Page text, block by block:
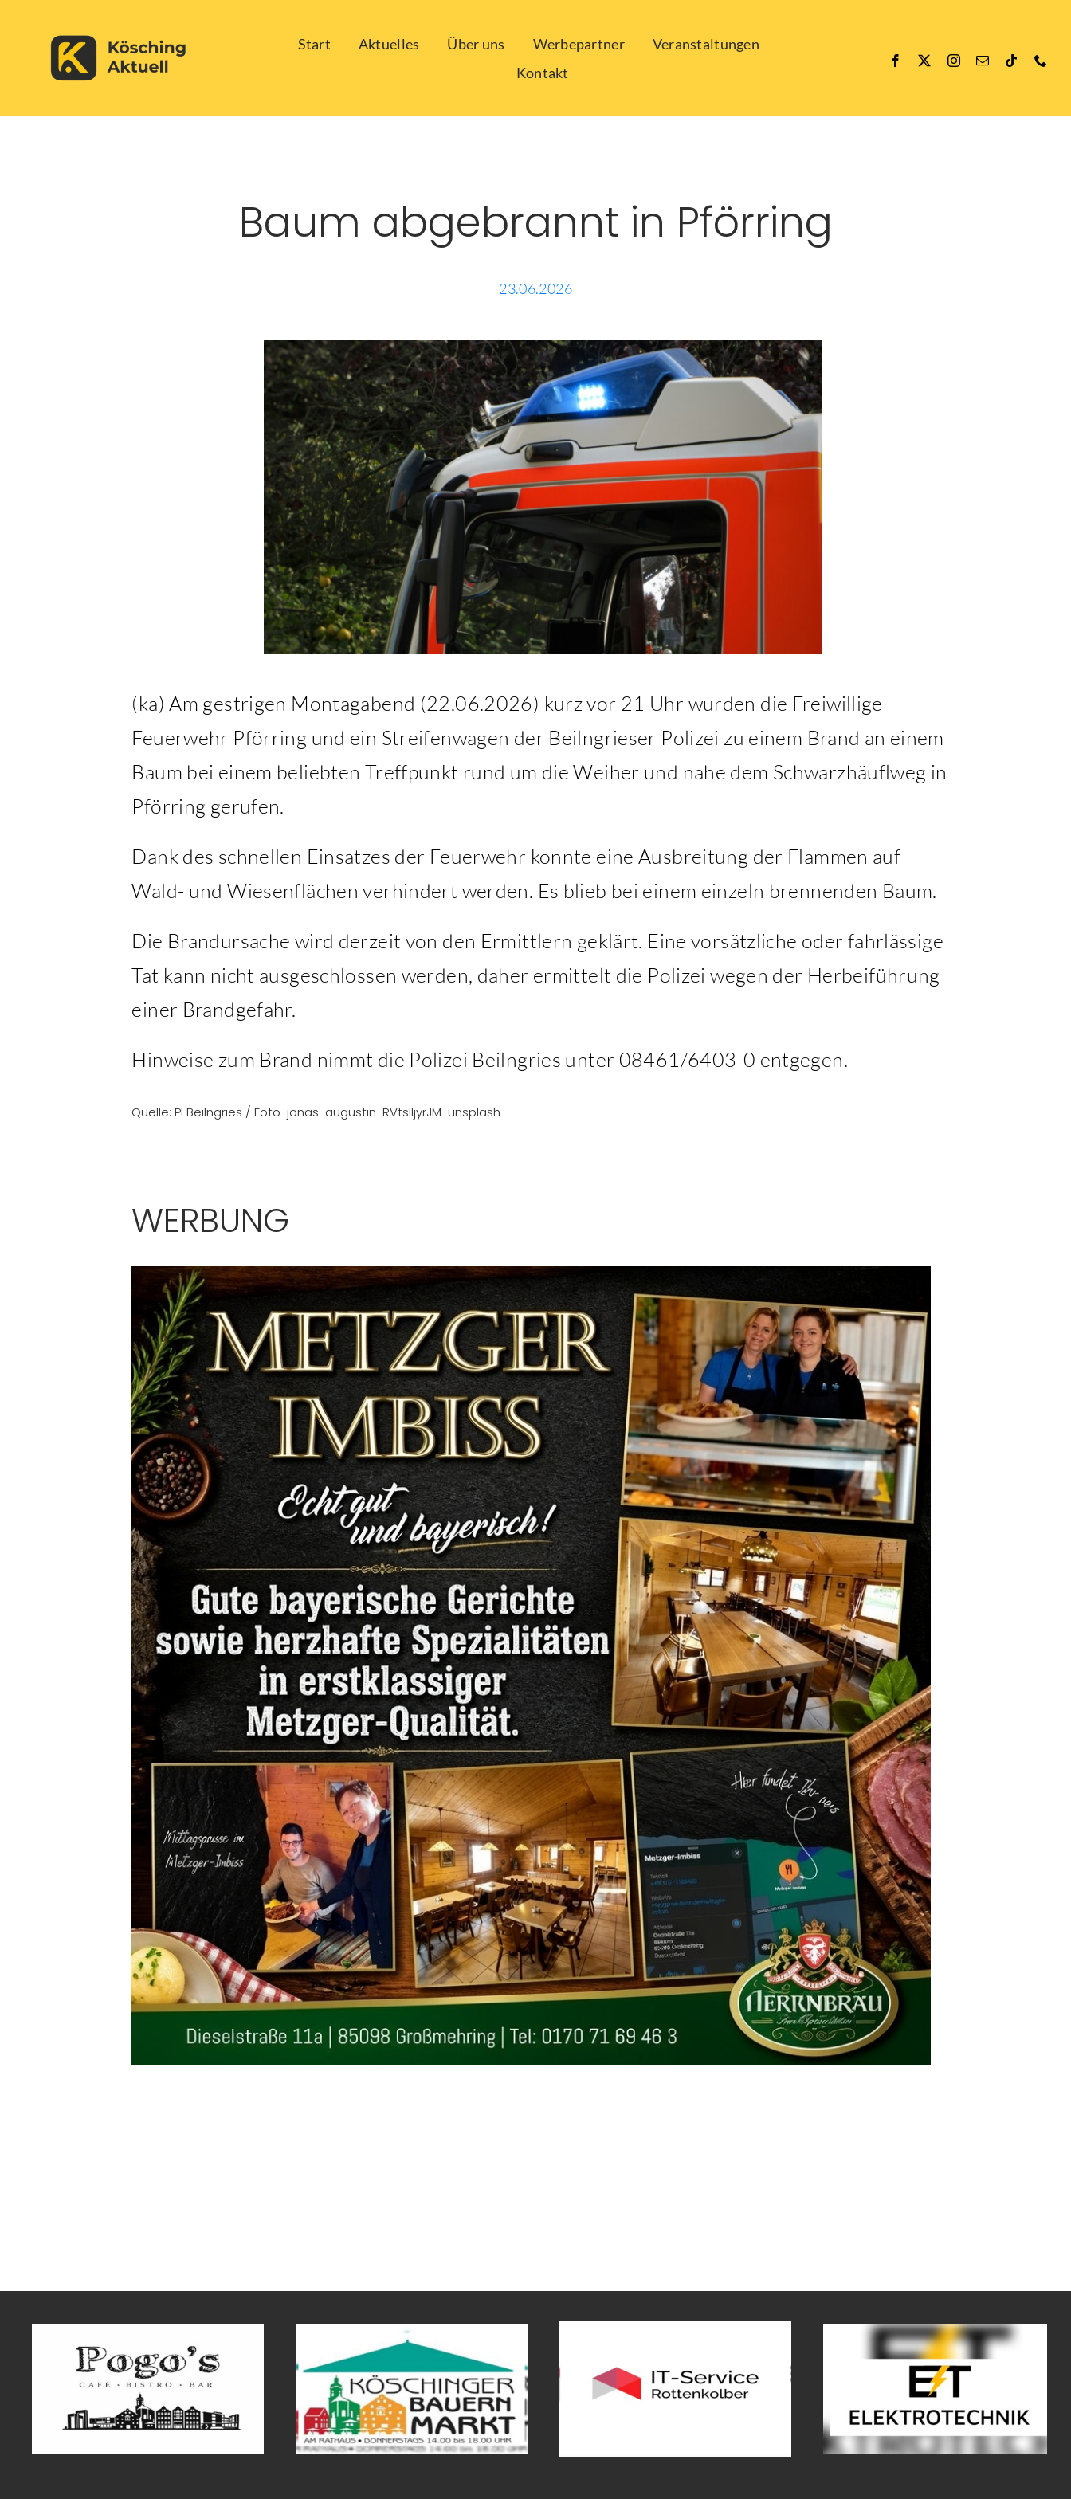
content
Start Aktuelles Über uns Werbepartner
Veranstaltungen
Kontakt
Baum abgebrannt in Pförring
23.06.2026
(ka) Am gestrigen Montagabend (22.06.2026) kurz vor 21 Uhr wurden die Freiwillige
Feuerwehr Pförring und ein Streifenwagen der Beilngrieser Polizei zu einem Brand an einem
Baum bei einem beliebten Treffpunkt rund um die Weiher und nahe dem Schwarzhäuflweg in
Pförring gerufen.
Dank des schnellen Einsatzes der Feuerwehr konnte eine Ausbreitung der Flammen auf
Wald- und Wiesenflächen verhindert werden. Es blieb bei einem einzeln brennenden Baum.
Die Brandursache wird derzeit von den Ermittlern geklärt. Eine vorsätzliche oder fahrlässige
Tat kann nicht ausgeschlossen werden, daher ermittelt die Polizei wegen der Herbeiführung
einer Brandgefahr.
Hinweise zum Brand nimmt die Polizei Beilngries unter 08461/6403-0 entgegen.
Quelle: PI Beilngries / Foto-jonas-augustin-RVtslIjyrJM-unsplash
WERBUNG